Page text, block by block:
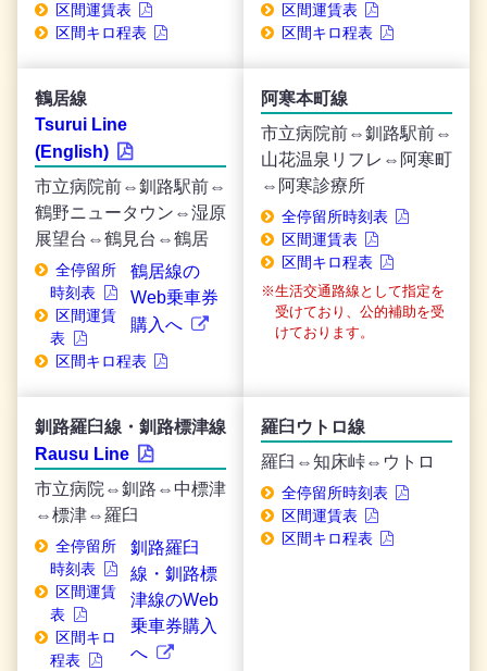
区間運賃表
区間キロ程表
区間運賃表
区間キロ程表
鶴居線
Tsurui Line
(English)
市立病院前⇔釧路駅前⇔
鶴野ニュータウン⇔湿原
展望台⇔鶴見台⇔鶴居
鶴居線の
Web乗車券
購入へ
全停留所
時刻表
区間運賃
表
区間キロ程表
阿寒本町線
市立病院前⇔釧路駅前⇔
山花温泉リフレ⇔阿寒町
⇔阿寒診療所
全停留所時刻表
区間運賃表
区間キロ程表
生活交通路線として指定を
受けており、公的補助を受
けております。
釧路羅臼線・釧路標津線
Rausu Line
市立病院⇔釧路⇔中標津
⇔標津⇔羅臼
釧路羅臼
線・釧路標
津線のWeb
乗車券購入
へ
全停留所
時刻表
区間運賃
表
区間キロ
程表
羅臼ウトロ線
羅臼⇔知床峠⇔ウトロ
全停留所時刻表
区間運賃表
区間キロ程表